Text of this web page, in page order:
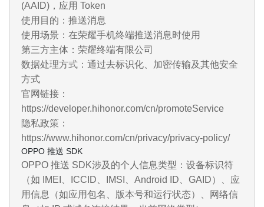
(AAID)，应用 Token
使用目的：推送消息
使用场景：在荣耀手机终端推送消息时使用
第三方主体：荣耀终端有限公司
数据处理方式：通过去标识化、加密传输及其他安全
方式
官网链接：
https://developer.hihonor.com/cn/promoteService
隐私政策：
https://www.hihonor.com/cn/privacy/privacy-policy/
OPPO 推送 SDK
OPPO 推送 SDK涉及的个人信息类型：设备标识符
（如 IMEI、ICCID、IMSI、Android ID、GAID）、应
用信息（如应用包名、版本号和运行状态）、网络信